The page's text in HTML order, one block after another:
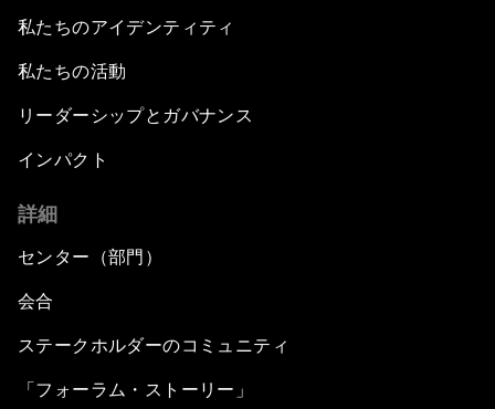
私たちのアイデンティティ
私たちの活動
リーダーシップとガバナンス
インパクト
詳細
センター（部門）
会合
ステークホルダーのコミュニティ
「フォーラム・ストーリー」